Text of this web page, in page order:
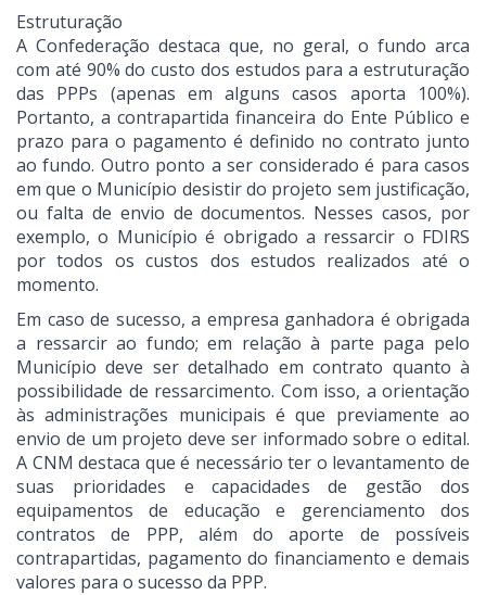
Estruturação
A Confederação destaca que, no geral, o fundo arca
com até 90% do custo dos estudos para a estruturação
das PPPs (apenas em alguns casos aporta 100%).
Portanto, a contrapartida financeira do Ente Público e
prazo para o pagamento é definido no contrato junto
ao fundo. Outro ponto a ser considerado é para casos
em que o Município desistir do projeto sem justificação,
ou falta de envio de documentos. Nesses casos, por
exemplo, o Município é obrigado a ressarcir o FDIRS
por todos os custos dos estudos realizados até o
momento.
Em caso de sucesso, a empresa ganhadora é obrigada
a ressarcir ao fundo; em relação à parte paga pelo
Município deve ser detalhado em contrato quanto à
possibilidade de ressarcimento. Com isso, a orientação
às administrações municipais é que previamente ao
envio de um projeto deve ser informado sobre o edital.
A CNM destaca que é necessário ter o levantamento de
suas prioridades e capacidades de gestão dos
equipamentos de educação e gerenciamento dos
contratos de PPP, além do aporte de possíveis
contrapartidas, pagamento do financiamento e demais
valores para o sucesso da PPP.